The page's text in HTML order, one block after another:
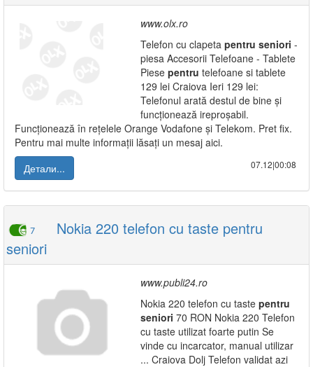
www.olx.ro
Telefon cu clapeta pentru seniori -
piesa Accesorii Telefoane - Tablete
Piese pentru telefoane si tablete
129 lei Craiova Ieri 129 lei:
Telefonul arată destul de bine și
funcționează ireproșabil.
Funcționează în rețelele Orange Vodafone și Telekom. Pret fix.
Pentru mai multe informații lăsați un mesaj aici.
Детали...
07.12|00:08
7
Nokia 220 telefon cu taste pentru
seniori
www.publi24.ro
Nokia 220 telefon cu taste pentru
seniori 70 RON Nokia 220 Telefon
cu taste utilizat foarte putin Se
vinde cu incarcator, manual utilizar
... Craiova Dolj Telefon validat azi